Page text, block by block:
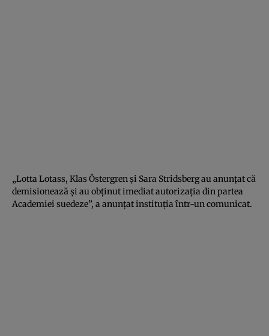
„Lotta Lotass, Klas Östergren şi Sara Stridsberg au anunţat că
demisionează şi au obţinut imediat autorizaţia din partea
Academiei suedeze”, a anunţat instituţia într-un comunicat.